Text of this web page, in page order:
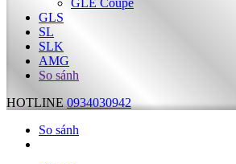
GLE Coupe
GLS
SL
SLK
AMG
So sánh
HOTLINE 0934030942
So sánh